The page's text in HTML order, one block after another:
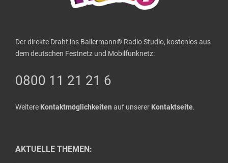
Der direkte Draht ins Ballermann® Radio Studio, kostenlos aus
dem deutschen Festnetz und Mobilfunknetz:
0800 11 21 21 6
Weitere Kontaktmöglichkeiten auf unserer Kontaktseite.
AKTUELLE THEMEN: